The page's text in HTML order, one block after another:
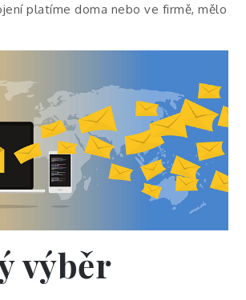
platíme doma nebo ve firmě, mělo
výběr